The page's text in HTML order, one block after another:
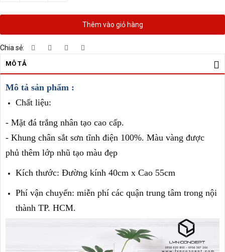
Thêm vào giỏ hàng
Chia sẻ:
MÔ TẢ
Mô tả sản phẩm :
Chất liệu:
- Mặt đá trắng nhân tạo cao cấp.
- Khung chân sắt sơn tĩnh điện 100%. Màu vàng được
phủ thêm lớp nhũ tạo màu đẹp
Kích thước: Đường kính 40cm x Cao 55cm
Phí vận chuyển: miễn phí các quận trung tâm trong nội
thành TP. HCM.